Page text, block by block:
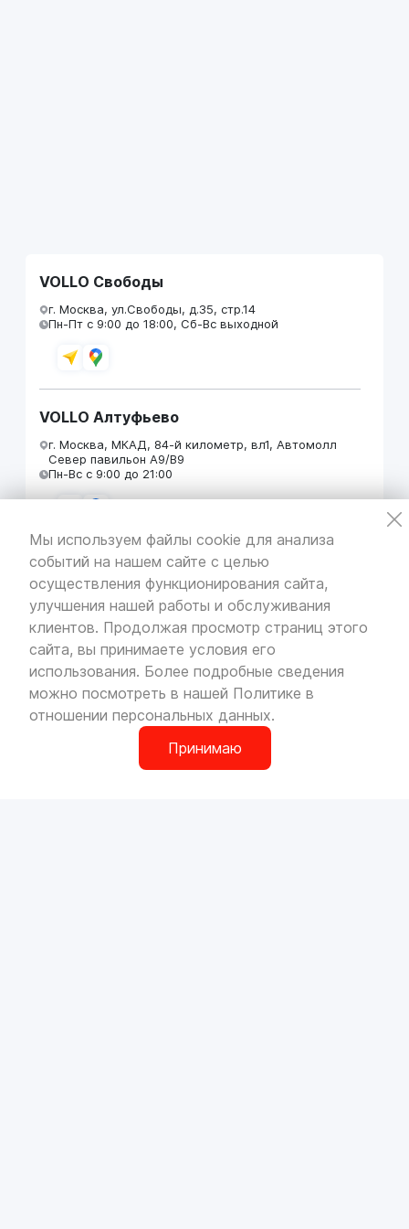
Мы используем файлы cookie для анализа
событий на нашем сайте с целью
осуществления функционирования сайта,
улучшения нашей работы и обслуживания
клиентов. Продолжая просмотр страниц этого
сайта, вы принимаете условия его
использования. Более подробные сведения
можно посмотреть в нашей Политике в
отношении персональных данных.
Принимаю
VOLLO Свободы
г. Москва, ул.Свободы, д.35, стр.14
Пн-Пт с 9:00 до 18:00, Сб-Вс выходной
VOLLO Алтуфьево
г. Москва, МКАД, 84-й километр, вл1, Автомолл
Север павильон А9/В9
Пн-Вс с 9:00 до 21:00
VOLLO Кунцево
г. Москва, МКАД 55-й километр, строение 31
павильон 5
Пн-Вс с 9:00 до 19:00
VOLLO Брянск
г. Брянск, Московский проезд, д.4
Пн-Пт с 9:00 до 19:00 Сб-Вс с 10:00 до 19:00